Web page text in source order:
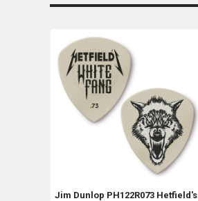
Jim Dunlop PH122R073 Hetfield's